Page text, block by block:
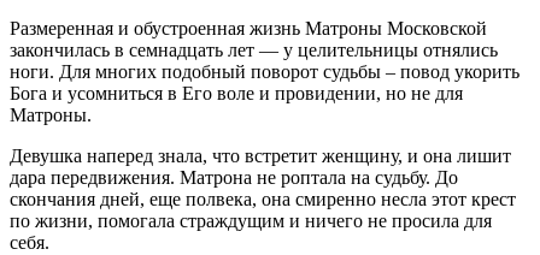
Размеренная и обустроенная жизнь Матроны Московской
закончилась в семнадцать лет — у целительницы отнялись
ноги. Для многих подобный поворот судьбы – повод укорить
Бога и усомниться в Его воле и провидении, но не для
Матроны.
Девушка наперед знала, что встретит женщину, и она лишит
дара передвижения. Матрона не роптала на судьбу. До
скончания дней, еще полвека, она смиренно несла этот крест
по жизни, помогала страждущим и ничего не просила для
себя.